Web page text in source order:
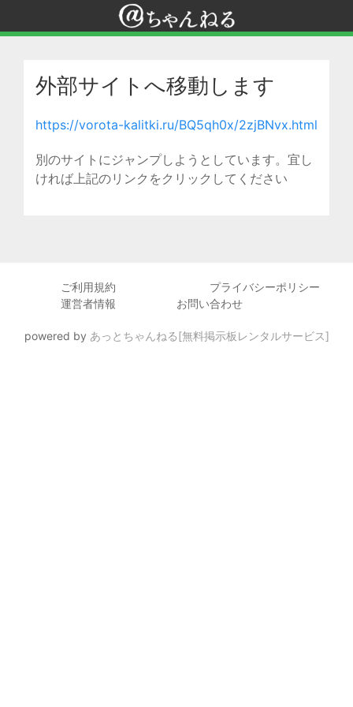
外部サイトへ移動します
https://vorota-kalitki.ru/BQ5qh0x/2zjBNvx.html
別のサイトにジャンプしようとしています。宜し
ければ上記のリンクをクリックしてください
ご利用規約
プライバシーポリシー
運営者情報
お問い合わせ
powered by あっとちゃんねる[無料掲示板レンタルサービス]